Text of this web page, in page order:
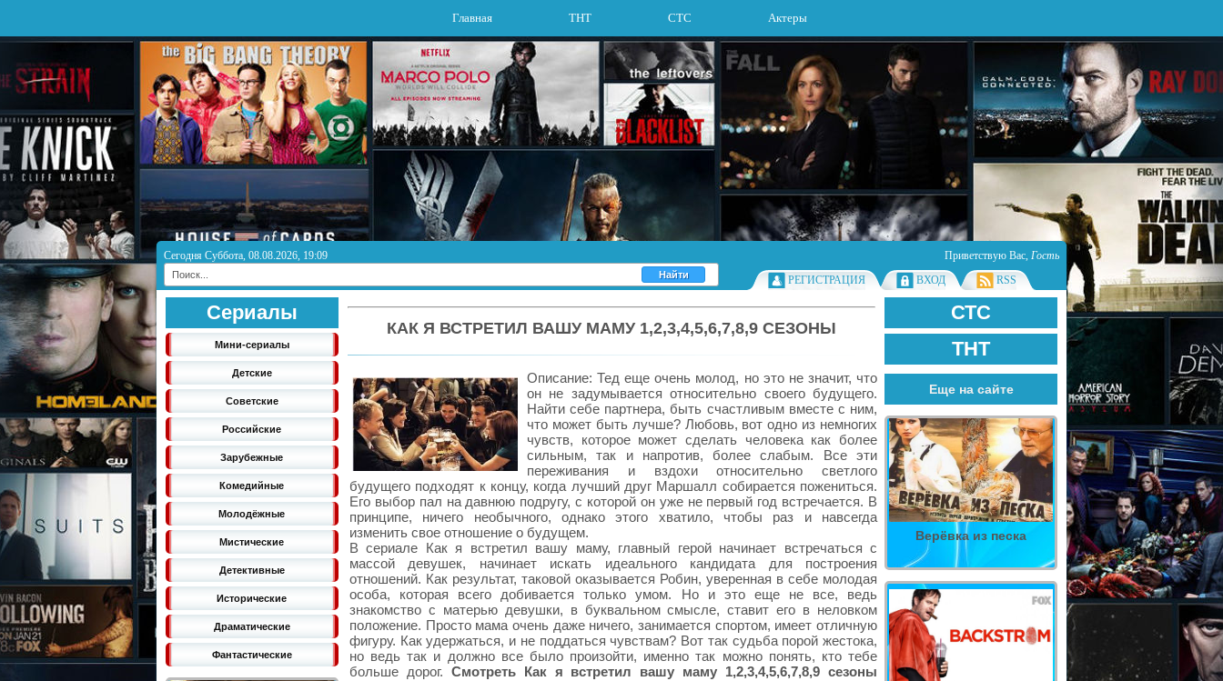
Главная ТНТ СТС Актеры
Сегодня Суббота, 08.08.2026, 19:09 Приветствую Вас, Гость
РЕГИСТРАЦИЯ
ВХОД RSS
Сериалы
Мини-сериалы
Детские
Советские
Российские
Зарубежные
Комедийные
Молодёжные
Мистические
Детективные
Исторические
Драматические
Фантастические
СТС
ТНТ
Еще на сайте
Верёвка из песка
КАК Я ВСТРЕТИЛ ВАШУ МАМУ 1,2,3,4,5,6,7,8,9 СЕЗОНЫ
Описание: Тед еще очень молод, но это не значит, что
он не задумывается относительно своего будущего.
Найти себе партнера, быть счастливым вместе с ним,
что может быть лучше? Любовь, вот одно из немногих
чувств, которое может сделать человека как более
сильным, так и напротив, более слабым. Все эти
переживания и вздохи относительно светлого
будущего подходят к концу, когда лучший друг Маршалл собирается пожениться.
Его выбор пал на давнюю подругу, с которой он уже не первый год встречается. В
принципе, ничего необычного, однако этого хватило, чтобы раз и навсегда
изменить свое отношение о будущем.
В сериале Как я встретил вашу маму, главный герой начинает встречаться с
массой девушек, начинает искать идеального кандидата для построения
отношений. Как результат, таковой оказывается Робин, уверенная в себе молодая
особа, которая всего добивается только умом. Но и это еще не все, ведь
знакомство с матерью девушки, в буквальном смысле, ставит его в неловком
положение. Просто мама очень даже ничего, занимается спортом, имеет отличную
фигуру. Как удержаться, и не поддаться чувствам? Вот так судьба порой жестока,
но ведь так и должно все было произойти, именно так можно понять, кто тебе
больше дорог. Смотреть Как я встретил вашу маму 1,2,3,4,5,6,7,8,9 сезоны